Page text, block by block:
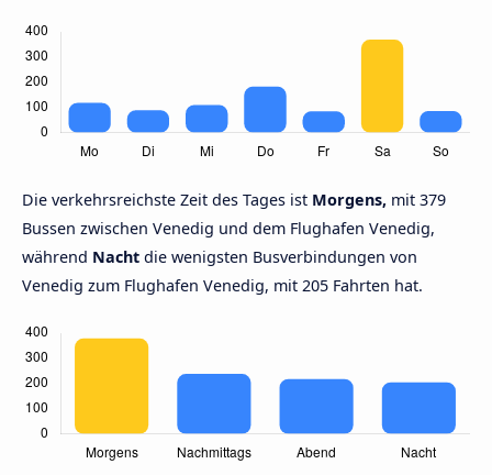
Die verkehrsreichste Zeit des Tages ist Morgens, mit 379
Bussen zwischen Venedig und dem Flughafen Venedig,
während Nacht die wenigsten Busverbindungen von
Venedig zum Flughafen Venedig, mit 205 Fahrten hat.